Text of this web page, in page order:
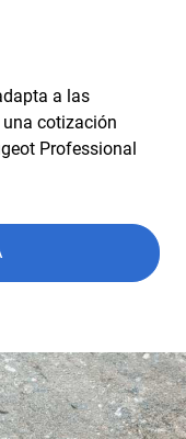
a las
cotización
Professional